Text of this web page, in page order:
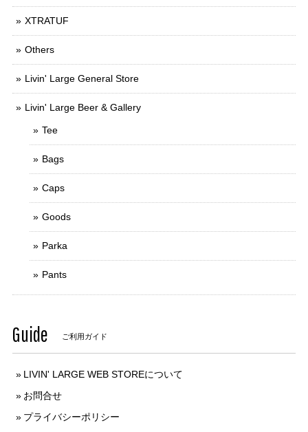
XTRATUF
Others
Livin' Large General Store
Livin' Large Beer & Gallery
Tee
Bags
Caps
Goods
Parka
Pants
Guide ご利用ガイド
LIVIN' LARGE WEB STOREについて
お問合せ
プライバシーポリシー